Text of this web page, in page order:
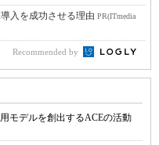
入を成功させる理由 PR(ITmedia
Recommended by
モデルを創出するACEの活動